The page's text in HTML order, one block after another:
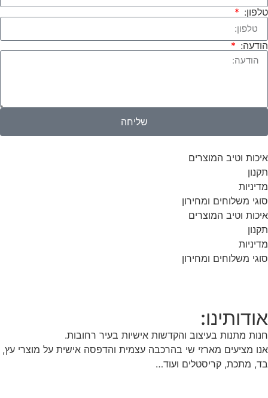
טלפון:
הודעה:
שליחה
איכות וטיב המוצרים
תקנון
מדיניות
סוגי משלוחים ומחירון
איכות וטיב המוצרים
תקנון
מדיניות
סוגי משלוחים ומחירון
אודותינו:
חנות מתנות בעיצוב והקדשות אישיות בעיר רחובות.
אנו מציעים מארזי שי בהרכבה עצמית והדפסה אישית על מוצרי עץ,
בד, מתכת, קריסטלים ועוד…